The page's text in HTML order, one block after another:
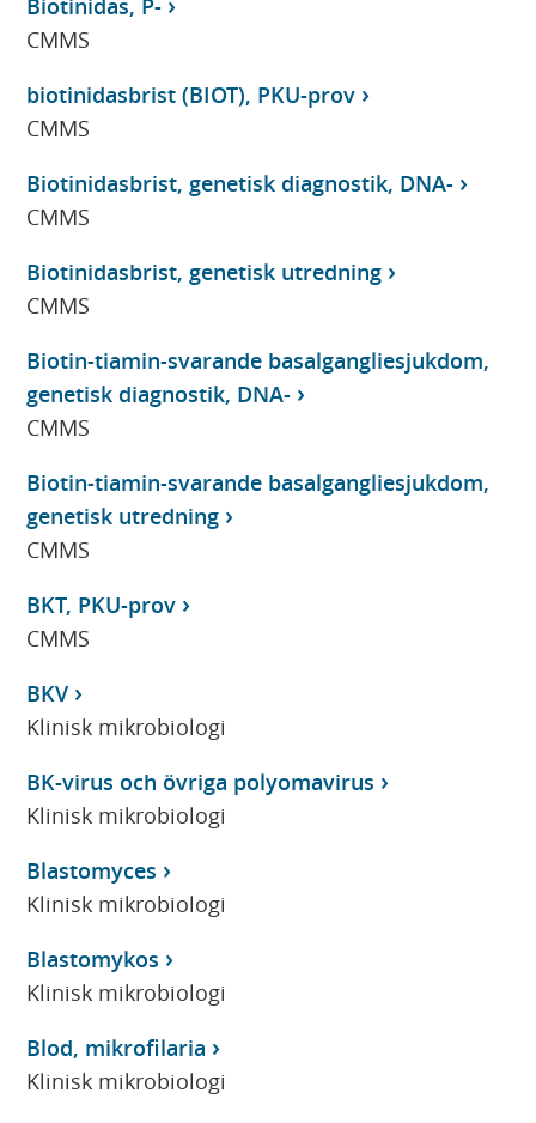
Biotinidas, P-
CMMS
biotinidasbrist (BIOT), PKU-prov
CMMS
Biotinidasbrist, genetisk diagnostik, DNA-
CMMS
Biotinidasbrist, genetisk utredning
CMMS
Biotin-tiamin-svarande basalgangliesjukdom,
genetisk diagnostik, DNA-
CMMS
Biotin-tiamin-svarande basalgangliesjukdom,
genetisk utredning
CMMS
BKT, PKU-prov
CMMS
BKV
Klinisk mikrobiologi
BK-virus och övriga polyomavirus
Klinisk mikrobiologi
Blastomyces
Klinisk mikrobiologi
Blastomykos
Klinisk mikrobiologi
Blod, mikrofilaria
Klinisk mikrobiologi